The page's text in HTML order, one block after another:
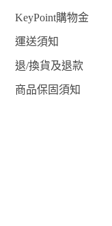
KeyPoint購物金
運送須知
退/換貨及退款
商品保固須知